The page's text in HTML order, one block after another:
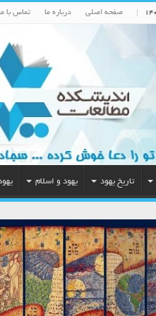
صفحه اصلی درباره ما تماس با
تاریخ یهود یهود و اسلام